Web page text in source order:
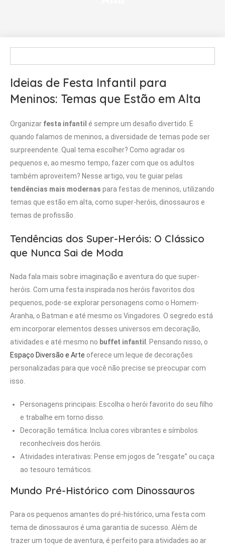
Ideias de Festa Infantil para
Meninos: Temas que Estão em Alta
Organizar festa infantil é sempre um desafio divertido. E
quando falamos de meninos, a diversidade de temas pode ser
surpreendente. Qual tema escolher? Como agradar os
pequenos e, ao mesmo tempo, fazer com que os adultos
também aproveitem? Nesse artigo, vou te guiar pelas
tendências mais modernas para festas de meninos, utilizando
temas que estão em alta, como super-heróis, dinossauros e
temas de profissão.
Tendências dos Super-Heróis: O Clássico
que Nunca Sai de Moda
Nada fala mais sobre imaginação e aventura do que super-
heróis. Com uma festa inspirada nos heróis favoritos dos
pequenos, pode-se explorar personagens como o Homem-
Aranha, o Batman e até mesmo os Vingadores. O segredo está
em incorporar elementos desses universos em decoração,
atividades e até mesmo no buffet infantil
. Pensando nisso, o
Espaço Diversão e Arte oferece um leque de decorações
personalizadas para que você não precise se preocupar com
isso.
Personagens principais: Escolha o herói favorito do seu filho
e trabalhe em torno disso.
Decoração temática: Inclua cores vibrantes e símbolos
reconhecíveis dos heróis.
Atividades interativas: Pense em jogos de “resgate” ou caça
ao tesouro temáticos.
Mundo Pré-Histórico com Dinossauros
Para os pequenos amantes do pré-histórico, uma festa com
tema de dinossauros é uma garantia de sucesso. Além de
trazer um toque de aventura, é perfeito para atividades ao ar